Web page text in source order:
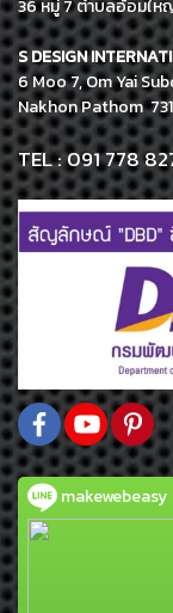
36 หมู่ 7 ตำบลอ้อมให
S DESIGN
6 Moo 7, Om Yai
Nakhon Pathom
TEL : 091 778
makewebeasy